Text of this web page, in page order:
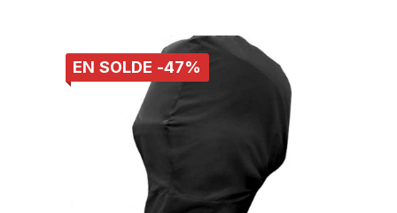
EN SOLDE -47%